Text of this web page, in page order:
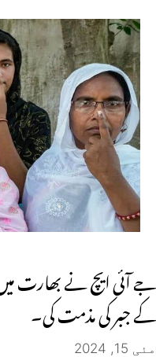
جے آئی ایچ نے بھارت
کے جبر کی مذمت کی۔
مئی 15, 2024